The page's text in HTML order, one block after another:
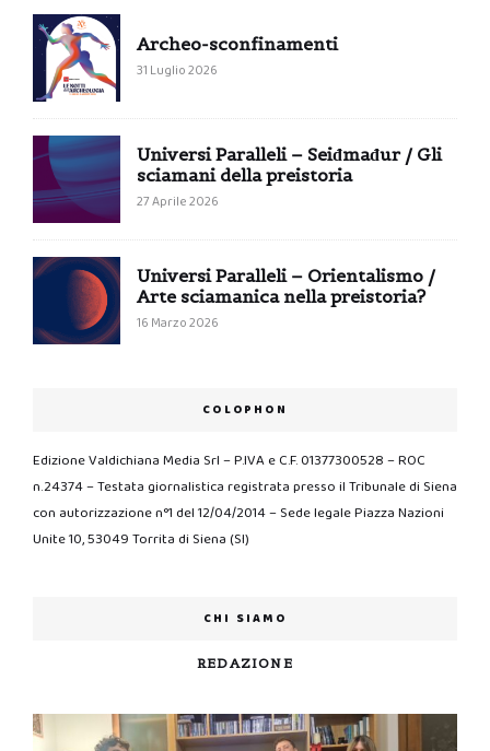
Archeo-sconfinamenti
31 Luglio 2026
Universi Paralleli – Seiđmađur / Gli
sciamani della preistoria
27 Aprile 2026
Universi Paralleli – Orientalismo /
Arte sciamanica nella preistoria?
16 Marzo 2026
COLOPHON
Edizione Valdichiana Media Srl – P.IVA e C.F. 01377300528 – ROC
n.24374 – Testata giornalistica registrata presso il Tribunale di Siena
con autorizzazione n°1 del 12/04/2014 – Sede legale Piazza Nazioni
Unite 10, 53049 Torrita di Siena (SI)
CHI SIAMO
REDAZIONE